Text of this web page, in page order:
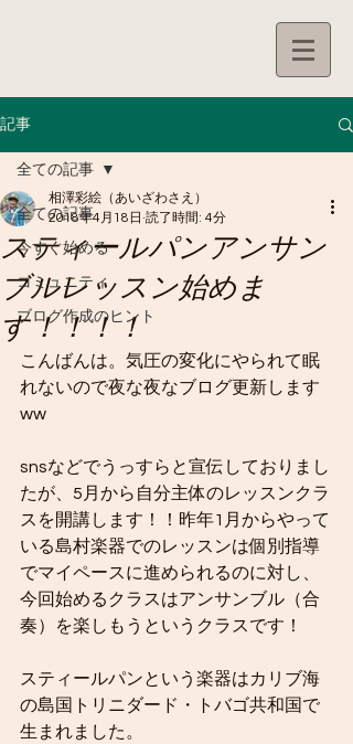
記事
全ての記事
今すぐ始める
コミュニティ
ブログ作成のヒント
全ての記事
スティールパンアンサン
ブルレッスン始めま
す！！！！
相澤彩絵（あいざわさえ）
2018年4月18日 読了時間: 4分
こんばんは。気圧の変化にやられて眠
れないので夜な夜なブログ更新します
ww
snsなどでうっすらと宣伝しておりまし
たが、5月から自分主体のレッスンクラ
スを開講します！！昨年1月からやって
いる島村楽器でのレッスンは個別指導
でマイペースに進められるのに対し、
今回始めるクラスはアンサンブル（合
奏）を楽しもうというクラスです！
スティールパンという楽器はカリブ海
の島国トリニダード・トバゴ共和国で
生まれました。